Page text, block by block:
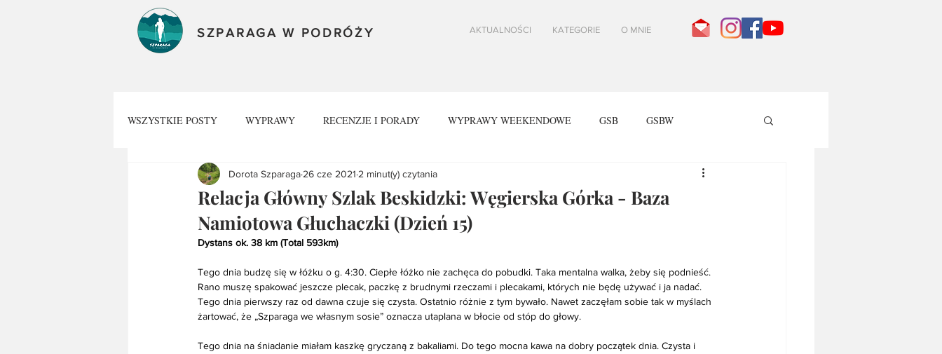
SZPARAGA W PODRÓŻY AKTUALNOŚCI KATEGORIE O MNIE
WSZYSTKIE POSTY WYPRAWY RECENZJE I PORADY WYPRAWY WEEKENDOWE GSB GSBW
AKTUALNOŚCI BESKID WYSPOWY BESKID ŚLĄSKI
Relacja Główny Szlak Beskidzki: Węgierska Górka - Baza
Namiotowa Głuchaczki (Dzień 15)
Dorota Szparaga 26 cze 2021 2 minut(y) czytania
Dystans ok. 38 km (Total 593km)
Tego dnia budzę się w łóżku o g. 4:30. Ciepłe łóżko nie zachęca do pobudki. Taka mentalna walka, żeby się podnieść.
Rano muszę spakować jeszcze plecak, paczkę z brudnymi rzeczami i plecakami, których nie będę używać i ja nadać.
Tego dnia pierwszy raz od dawna czuje się czysta. Ostatnio różnie z tym bywało. Nawet zaczęłam sobie tak w myślach
żartować, że „Szparaga we własnym sosie” oznacza utaplana w błocie od stóp do głowy.
Tego dnia na śniadanie miałam kaszkę gryczaną z bakaliami. Do tego mocna kawa na dobry początek dnia. Czysta i